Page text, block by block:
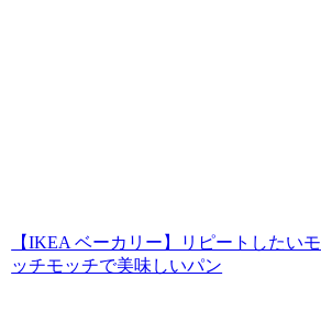
【IKEA ベーカリー】リピートしたいモ
ッチモッチで美味しいパン